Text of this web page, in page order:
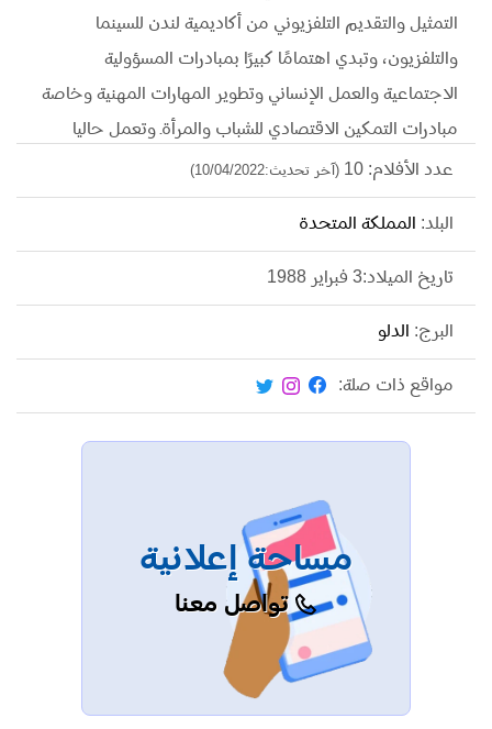
التمثيل والتقديم التلفزيوني من أكاديمية لندن للسينما
والتلفزيون، وتبدي اهتمامًا كبيرًا بمبادرات المسؤولية
الاجتماعية والعمل الإنساني وتطوير المهارات المهنية وخاصة
مبادرات التمكين الاقتصادي للشباب والمرأةـ وتعمل حاليا
مديرة تسويق في قناة (سكاي نيوز عربية) ومديرة شركة
(تايملاين إنتيرتينمنت) للإنتاج والتدريب الإعلامي، كما شاركت
في أعمال تلفزيونية أبرزها مسلسل "كريمة".
عدد الأفلام: 10 (آخر تحديث:10/04/2022)
البلد: المملكة المتحدة
تاريخ الميلاد:3 فبراير 1988
البرج: الدلو
مواقع ذات صلة:
مساحة إعلانية
تواصل معنا